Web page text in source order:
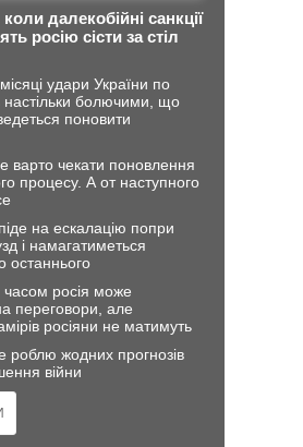
далекобійні санкції
росію сісти за стіл
удари України по
настільки болючими, що
поновити
варто чекати поновлення
процесу. А от наступного
на ескалацію попри
і намагатиметься
останнього
росія може
переговори, але
росіяни не матимуть
роблю жодних прогнозів
війни